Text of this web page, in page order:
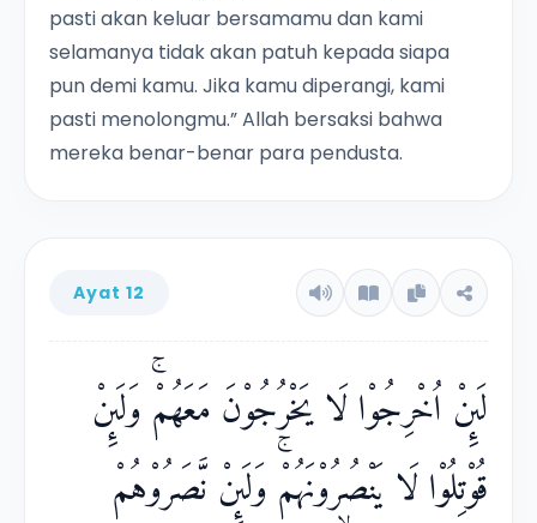
pasti akan keluar bersamamu dan kami
selamanya tidak akan patuh kepada siapa
pun demi kamu. Jika kamu diperangi, kami
pasti menolongmu.” Allah bersaksi bahwa
mereka benar-benar para pendusta.
Ayat 12
لَىِٕنْ اُخْرِجُوْا لَا يَخْرُجُوْنَ مَعَهُمْۚ وَلَىِٕنْ
قُوْتِلُوْا لَا يَنْصُرُوْنَهُمْۚ وَلَىِٕنْ نَّصَرُوْهُمْ